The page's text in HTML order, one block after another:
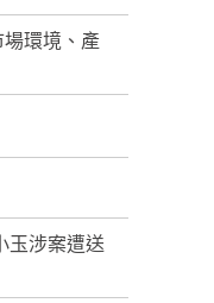
環境、產
玉涉案遭送